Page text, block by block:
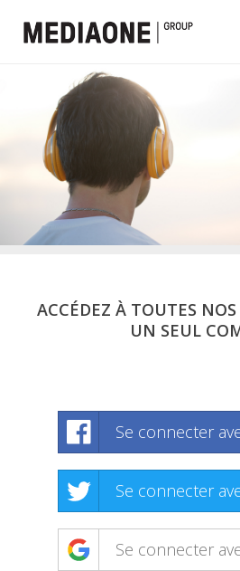
ACCÉDEZ À TOUTES
UN SEUL
Se connecter
Se connecter
Se connecter